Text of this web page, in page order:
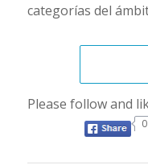
categorías del
Please follow and
0